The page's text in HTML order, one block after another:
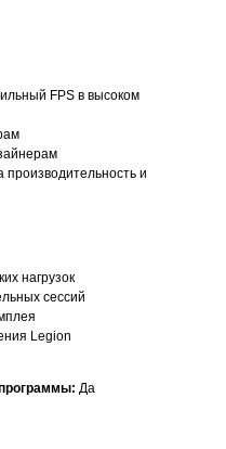
FPS в высоком
и
нагрузок
сессий
Legion
Да